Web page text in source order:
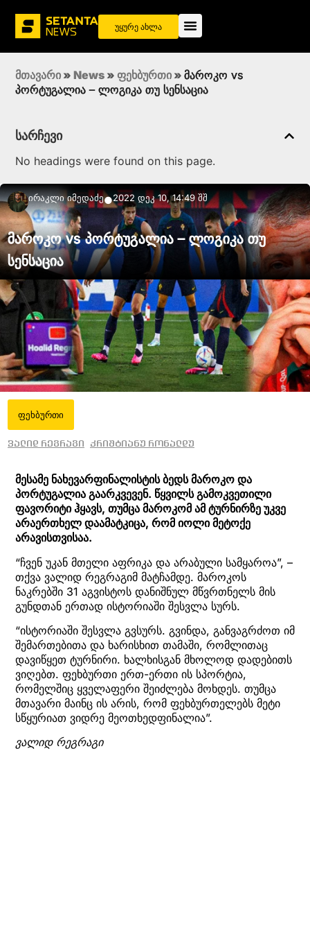
უყურე ახლა
მთავარი » News » ფეხბურთი » მაროკო vs
პორტუგალია – ლოგიკა თუ სენსაცია
სარჩევი
No headings were found on this page.
Ირაკლი Იმედაძე●2022 დეკ 10, 14:49 შშ
მაროკო vs პორტუგალია – ლოგიკა თუ
სენსაცია
ფეხბურთი
ვალიდ რეგრაგი კრიშტიანუ რონალდუ
მესამე ნახევარფინალისტის ბედს მაროკო და
პორტუგალია გაარკვევენ. წყვილს გამოკვეთილი
ფავორიტი ჰყავს, თუმცა მაროკომ ამ ტურნირზე უკვე
არაერთხელ დაამატკიცა, რომ იოლი მეტოქე
არავისთვისაა.
“ჩვენ უკან მთელი აფრიკა და არაბული სამყაროა”, –
თქვა ვალიდ რეგრაგიმ მატჩამდე. მაროკოს
ნაკრებში 31 აგვისტოს დანიშნულ მწვრთნელს მის
გუნდთან ერთად ისტორიაში შესვლა სურს.
“ისტორიაში შესვლა გვსურს. გვინდა, განვაგრძოთ იმ
შემართებითა და ხარისხით თამაში, რომლითაც
დავიწყეთ ტურნირი. ხალხისგან მხოლოდ დადებითს
ვიღებთ. ფეხბურთი ერთ-ერთი ის სპორტია,
რომელშიც ყველაფერი შეიძლება მოხდეს. თუმცა
მთავარი მაინც ის არის, რომ ფეხბურთელებს მეტი
სწყურიათ ვიდრე მეოთხედფინალია”.
ვალიდ რეგრაგი